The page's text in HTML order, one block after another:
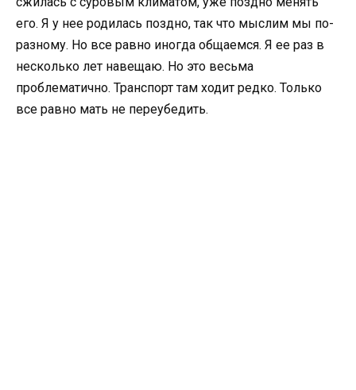
его. Я у нее родилась поздно, так что мыслим мы по-
разному. Но все равно иногда общаемся. Я ее раз в
несколько лет навещаю. Но это весьма
проблематично. Транспорт там ходит редко. Только
все равно мать не переубедить.